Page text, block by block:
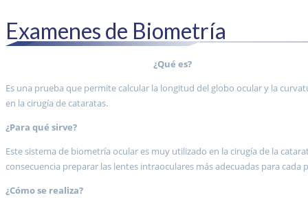
Examenes de Biometría
¿Qué es?
Es una prueba que permite calcular la longitud del globo ocular y la
en la cirugía de cataratas.
¿Para qué sirve?
Este sistema de biometría ocular es muy utilizado en la cirugía de la
consecuencia preparar las lentes intraoculares más adecuadas para
¿Cómo se realiza?